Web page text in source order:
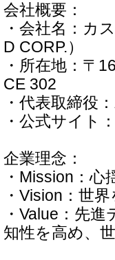
会社概要：
・会社名：カ
D CORP.）
・所在地：〒
CE 302
・代表取締役
・公式サイト：
企業理念：
・Mission：
・Vision：世
・Value：先
知性を高め、